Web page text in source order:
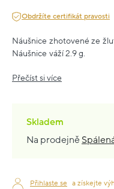
Obdržíte certifikát pravosti
Náušnice zhotovené ze
Náušnice váží 2.9 g.
Přečíst si více
Skladem
Na prodejně
Přihlaste se a získejte